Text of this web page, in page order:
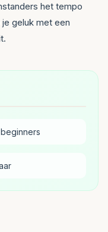
het tempo
geluk met een